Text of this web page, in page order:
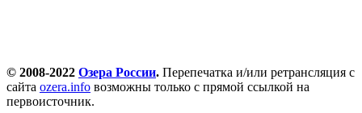
© 2008-2022 Озера России. Перепечатка и/или ретрансляция с
сайта ozera.info возможны только с прямой ссылкой на
первоисточник.